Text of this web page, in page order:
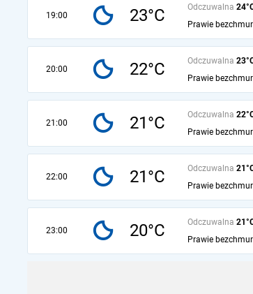
19:00 23°C Odczuwalna
Prawie
20:00 22°C Odczuwalna
Prawie
21:00 21°C Odczuwalna
Prawie
22:00 21°C Odczuwalna
Prawie
23:00 20°C Odczuwalna
Prawie